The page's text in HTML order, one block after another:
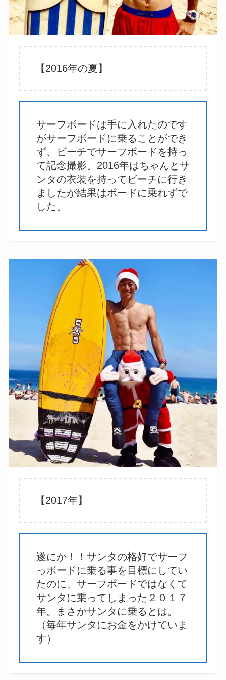
【2016年の夏】
サーフボードは手に入れたのです
がサーフボードに乗ることができ
ず、ビーチでサーフボードを持っ
て記念撮影。2016年はちゃんとサ
ンタの衣装を持ってビーチに行き
ましたが結果はボードに乗れずで
した。
【2017年】
遂にか！！サンタの格好でサーフ
っボードに乗る事を目標にしてい
たのに、サーフボードではなくて
サンタに乗ってしまった２０１７
年。まさかサンタに乗るとは。
（毎年サンタにお金をかけていま
す）